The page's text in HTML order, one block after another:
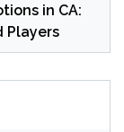
in CA:
Players